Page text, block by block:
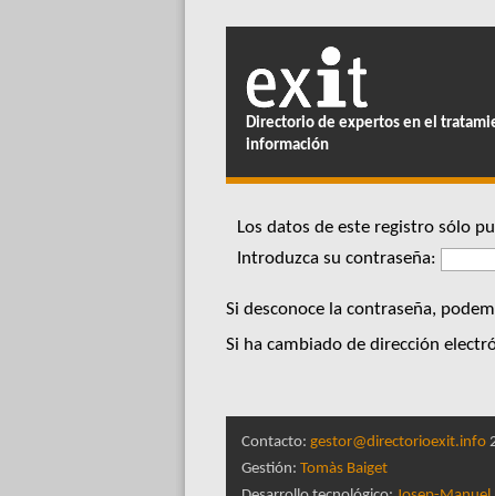
Directorio de expertos en el
información
Los datos de este registro sólo
Introduzca su contraseña:
Si desconoce la contraseña,
Si ha cambiado de dirección
Contacto: gestor@directorioexit.info
Gestión: Tomàs Baiget